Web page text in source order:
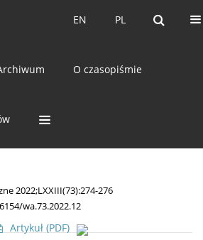
PL
EN PL
EN
O czasopiśmie
2022;LXXIII(73):274-276
wa.73.2022.12
Artykuł (PDF)